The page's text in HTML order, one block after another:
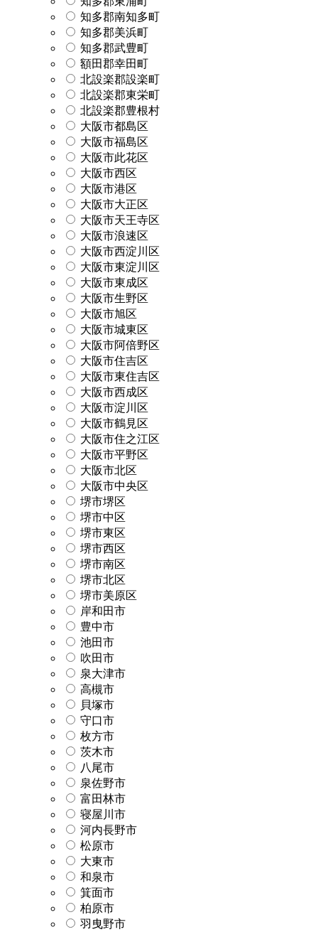
知多郡南知多町
知多郡美浜町
知多郡武豊町
額田郡幸田町
北設楽郡設楽町
北設楽郡東栄町
北設楽郡豊根村
大阪市都島区
大阪市福島区
大阪市此花区
大阪市西区
大阪市港区
大阪市大正区
大阪市天王寺区
大阪市浪速区
大阪市西淀川区
大阪市東淀川区
大阪市東成区
大阪市生野区
大阪市旭区
大阪市城東区
大阪市阿倍野区
大阪市住吉区
大阪市東住吉区
大阪市西成区
大阪市淀川区
大阪市鶴見区
大阪市住之江区
大阪市平野区
大阪市北区
大阪市中央区
堺市堺区
堺市中区
堺市東区
堺市西区
堺市南区
堺市北区
堺市美原区
岸和田市
豊中市
池田市
吹田市
泉大津市
高槻市
貝塚市
守口市
枚方市
茨木市
八尾市
泉佐野市
富田林市
寝屋川市
河内長野市
松原市
大東市
和泉市
箕面市
柏原市
羽曳野市